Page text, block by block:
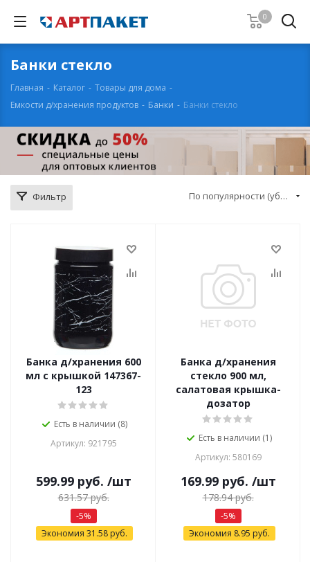
0
Банки стекло
Главная - Каталог - Товары для дома -
Емкости д/хранения продуктов - Банки - Банки стекло
Фильтр По популярности (убывание)
Банка д/хранения 600
мл с крышкой 147367-
123
Есть в наличии (8)
Артикул: 921795
599.99руб. /шт
631.57руб.
-5%
Экономия 31.58 руб.
Банка д/хранения
стекло 900 мл,
салатовая крышка-
дозатор
Есть в наличии (1)
Артикул: 580169
169.99руб. /шт
178.94руб.
-5%
Экономия 8.95 руб.